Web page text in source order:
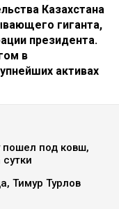
Казахстана
гиганта,
президента.
в
активах
под ковш,
Тимур Турлов